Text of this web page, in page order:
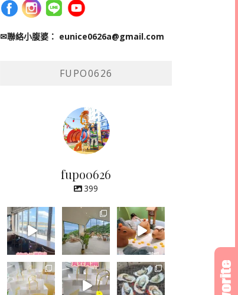
✉聯絡小腹婆： eunice0626a@gmail.com
FUPO0626
fupo0626
399